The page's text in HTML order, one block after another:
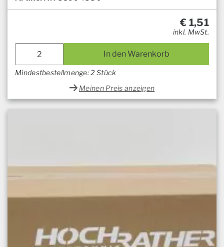
€ 1,51
inkl. MwSt.
In den Warenkorb
Mindestbestellmenge: 2 Stück
Meinen Preis anzeigen